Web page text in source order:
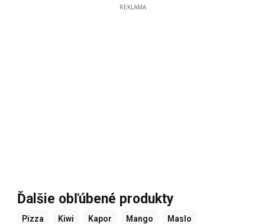
REKLAMA
Ďalšie obľúbené produkty
Pizza Kiwi Kapor Mango Maslo